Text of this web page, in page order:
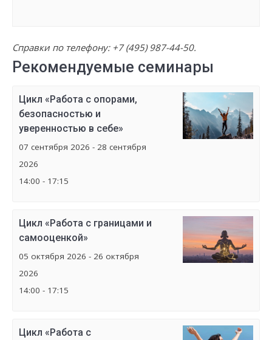
Справки по телефону: +7 (495) 987-44-50.
Рекомендуемые семинары
Цикл «Работа с опорами,
безопасностью и
уверенностью в себе»
07 сентября 2026 - 28 сентября
2026
14:00 - 17:15
Цикл «Работа с границами и
самооценкой»
05 октября 2026 - 26 октября
2026
14:00 - 17:15
Цикл «Работа с